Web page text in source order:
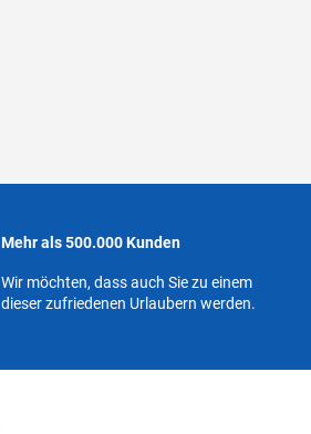
Mehr als 500.000 Kunden
Wir möchten, dass auch Sie zu einem
dieser zufriedenen Urlaubern werden.